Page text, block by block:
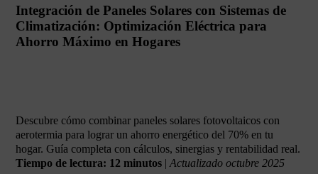
Integración de Paneles Solares con Sistemas de
Climatización: Optimización Eléctrica para
Ahorro Máximo en Hogares
Descubre cómo combinar paneles solares fotovoltaicos con
aerotermia para lograr un ahorro energético del 70% en tu
hogar. Guía completa con cálculos, sinergias y rentabilidad real.
Tiempo de lectura: 12 minutos | Actualizado octubre 2025